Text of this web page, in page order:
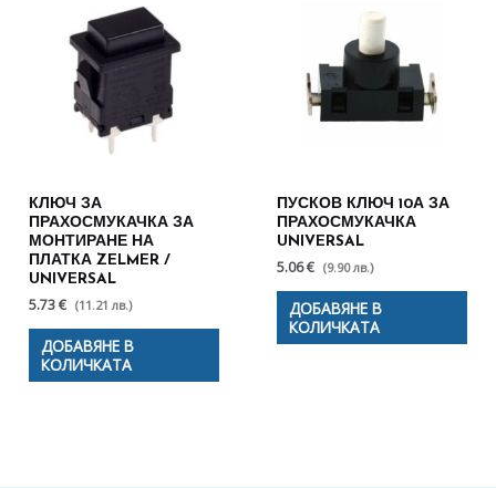
КЛЮЧ ЗА
ПРАХОСМУКАЧКА ЗА
МОНТИРАНЕ НА
ПЛАТКА ZELMER /
UNIVERSAL
5.73 € (11.21 лв.)
ДОБАВЯНЕ В
КОЛИЧКАТА
ПУСКОВ КЛЮЧ 10А ЗА
ПРАХОСМУКАЧКА
UNIVERSAL
5.06 € (9.90 лв.)
ДОБАВЯНЕ В
КОЛИЧКАТА